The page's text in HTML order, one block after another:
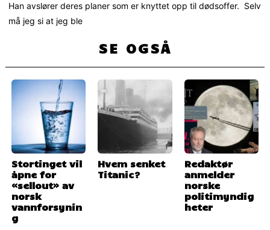
Han avslører deres planer som er knyttet opp til dødsoffer. Selv
må jeg si at jeg ble
SE OGSÅ
Stortinget vil
åpne for
«sellout» av
norsk
vannforsynin
g
Hvem senket
Titanic?
Redaktør
anmelder
norske
politimyndig
heter